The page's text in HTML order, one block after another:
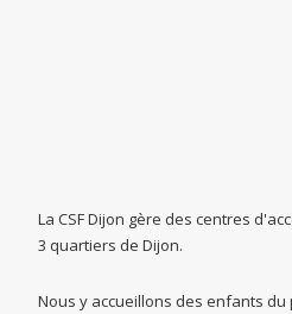
La CSF Dijon gère des centres
3 quartiers de Dijon.
Nous y accueillons des enfants du